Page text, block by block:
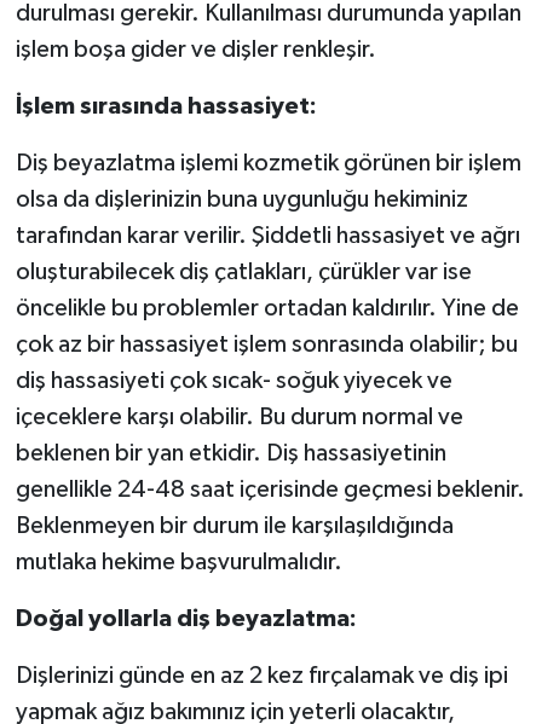
durulması gerekir. Kullanılması durumunda yapılan
işlem boşa gider ve dişler renkleşir.
İşlem sırasında hassasiyet:
Diş beyazlatma işlemi kozmetik görünen bir işlem
olsa da dişlerinizin buna uygunluğu hekiminiz
tarafından karar verilir. Şiddetli hassasiyet ve ağrı
oluşturabilecek diş çatlakları, çürükler var ise
öncelikle bu problemler ortadan kaldırılır. Yine de
çok az bir hassasiyet işlem sonrasında olabilir; bu
diş hassasiyeti çok sıcak- soğuk yiyecek ve
içeceklere karşı olabilir. Bu durum normal ve
beklenen bir yan etkidir. Diş hassasiyetinin
genellikle 24-48 saat içerisinde geçmesi beklenir.
Beklenmeyen bir durum ile karşılaşıldığında
mutlaka hekime başvurulmalıdır.
Doğal yollarla diş beyazlatma:
Dişlerinizi günde en az 2 kez fırçalamak ve diş ipi
yapmak ağız bakımınız için yeterli olacaktır,